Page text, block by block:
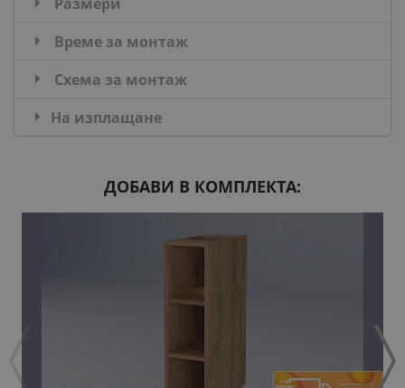
Време за монтаж
Схема за монтаж
На изплащане
ДОБАВИ В КОМПЛЕКТА: